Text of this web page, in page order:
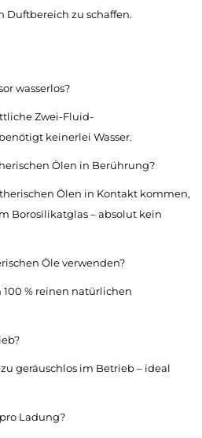
Duftbereich zu schaffen.
wasserlos?
Zwei-Fluid-
keinerlei Wasser.
Ölen in Berührung?
Ölen in Kontakt kommen,
Borosilikatglas – absolut kein
Öle verwenden?
% reinen natürlichen
geräuschlos im Betrieb – ideal
Ladung?